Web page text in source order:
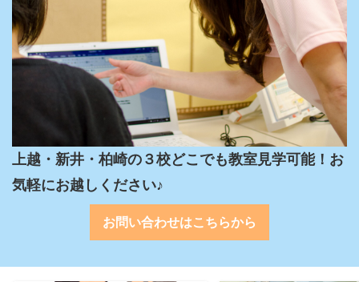
上越・新井・柏崎の３校どこでも教室見学可能！お
気軽にお越しください♪
お問い合わせはこちらから